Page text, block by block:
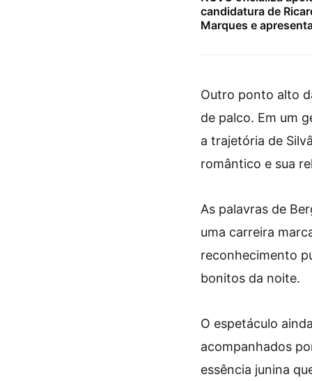
candidatura de
Marques e
Outro ponto alto
de palco. Em um
a trajetória de
romântico e sua
As palavras de
uma carreira
reconhecimento
bonitos da noite.
O espetáculo
acompanhados
essência junina